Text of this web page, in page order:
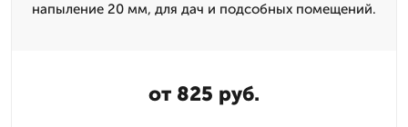
напыление 20 мм, для дач и подсобных помещений.
от 825 руб.